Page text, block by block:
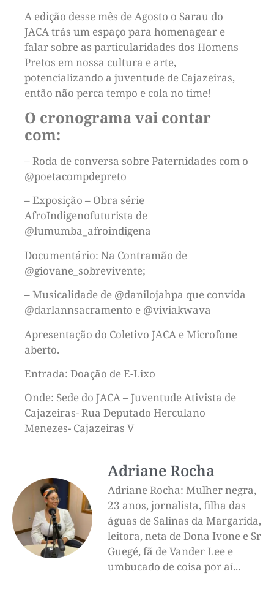
A edição desse mês de Agosto o Sarau do
JACA trás um espaço para homenagear e
falar sobre as particularidades dos Homens
Pretos em nossa cultura e arte,
potencializando a juventude de Cajazeiras,
então não perca tempo e cola no time!
O cronograma vai contar
com:
– Roda de conversa sobre Paternidades com o
@‌poetacompdepreto
– Exposição – Obra série
AfroIndigenofuturista de
@‌lumumba_afroindigena
Documentário: Na Contramão de
@‌giovane_sobrevivente;
– Musicalidade de @‌danilojahpa que convida
@‌darlannsacramento e @‌viviakwava
Apresentação do Coletivo JACA e Microfone
aberto.
Entrada: Doação de E-Lixo
Onde: Sede do JACA – Juventude Ativista de
Cajazeiras- Rua Deputado Herculano
Menezes- Cajazeiras V
Adriane Rocha
Adriane Rocha: Mulher negra,
23 anos, jornalista, filha das
águas de Salinas da Margarida,
leitora, neta de Dona Ivone e Sr
Guegé, fã de Vander Lee e
umbucado de coisa por aí...